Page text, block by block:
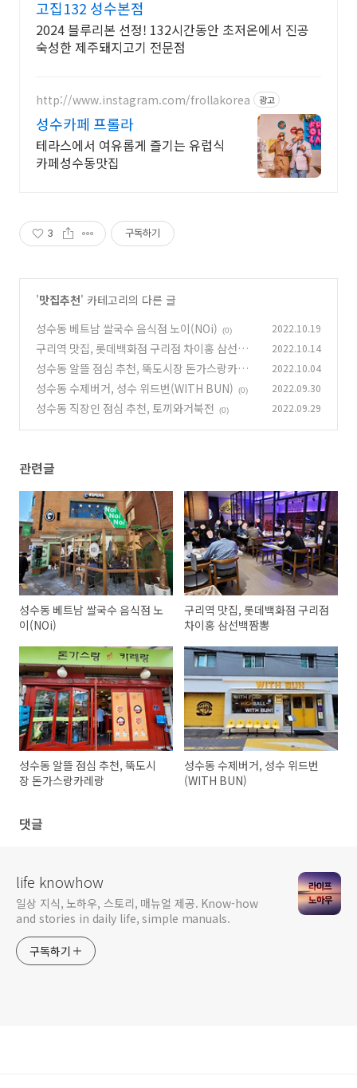
고집132 성수본점
2024 블루리본 선정! 132시간동안 초저온에서 진공
숙성한 제주돼지고기 전문점
http://www.instagram.com/frollakorea 광고
성수카페 프롤라
테라스에서 여유롭게 즐기는 유럽식
카페성수동맛집
3 구독하기
'맛집추천' 카테고리의 다른 글
성수동 베트남 쌀국수 음식점 노이(NOi)
(0) 2022.10.19
구리역 맛집, 롯데백화점 구리점 차이홍 삼선백
짬뽕
(0)
2022.10.14
성수동 알뜰 점심 추천, 뚝도시장 돈가스랑카레
랑
(0)
2022.10.04
성수동 수제버거, 성수 위드번(WITH BUN) (0) 2022.09.30
성수동 직장인 점심 추천, 토끼와거북전 (0) 2022.09.29
관련글
성수동 베트남 쌀국수 음식점 노
이(NOi)
구리역 맛집, 롯데백화점 구리점
차이홍 삼선백짬뽕
성수동 알뜰 점심 추천, 뚝도시
장 돈가스랑카레랑
성수동 수제버거, 성수 위드번
(WITH BUN)
댓글
life knowhow
일상 지식, 노하우, 스토리, 매뉴얼 제공. Know-how
and stories in daily life, simple manuals.
구독하기